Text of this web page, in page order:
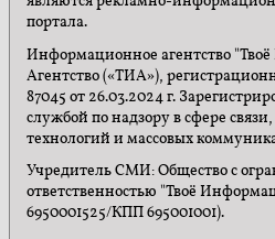
портала.
Информационное агентство
Агентство («ТИА»),
87045 от 26.03.2024 г.
службой по надзору в сфере
технологий и массовых
Учредитель СМИ: Общество с
ответственностью "Твоё
6950001525/КПП 695001001).